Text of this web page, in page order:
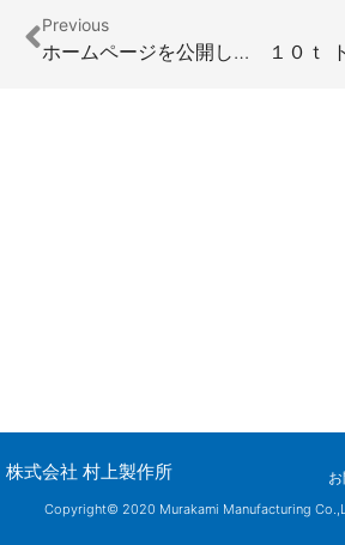
Prev
Previous
ホームページを公開しました
株式会社 村上製作所
Copyright© 2020 Murakami Manufacturing